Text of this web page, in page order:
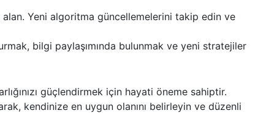
Yeni algoritma güncellemelerini takip edin ve
bilgi paylaşımında bulunmak ve yeni stratejiler
güçlendirmek için hayati öneme sahiptir.
kendinize en uygun olanını belirleyin ve düzenli